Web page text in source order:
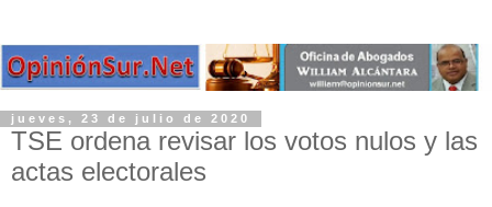
jueves, 23 de julio de 2020
TSE ordena revisar los votos nulos y las
actas electorales